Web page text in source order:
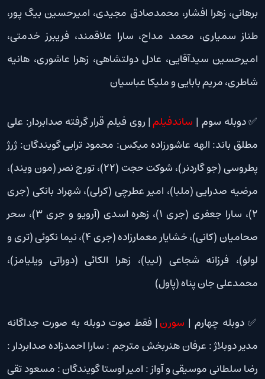
برهانی، زهرا افشار، محمدصادق مجیدی، امیرحسین بیگ پور،
طناز سمیاری، محمد مداح، سارا علاقمند، فریبرز خدمتی،
امیرحسین سیدآقایی، عادل دولتشاهی، زهرا عاشوری، هانیه
شاطری، مریم بابایی و ملیکا عباسیان
✅ دوبله سوم | ساندفیلم| روی فیلم قرار گرفته صدابردار: علی
مطلق باند: الهه عاشورزاده میکس: محمود ترابی گویندگان: ژرژ
پطروسی (جو گاردنر)، شوکت حجت (22)، تورج نصر (مون ویند)،
مرضیه صدرایی (ملبا)، امیر عطرچی (کرلی)، شهراد بانکی (جری
2)، سارا جعفری (جری 1)، زهره اسدی (آرویو و جری 3)، سحر
صحامیان (کانی)، خشایار معمارزاده (جری 4)، نیما نکوئی (تری و
لولو)، فرزانه شجاعی (لیبا)، زهرا الکائی (دوراتی ویلیامز)،
محمدعلی جان پناه (پاول)
✅ دوبله چهارم | سورن| فقط صوت دوبله به صورت جداگانه
مدیر دوبلاژ : عرفان هنربخش مترجم : سارا احمدزاده صدابردار :
رضا سلطانی موسیقی و آواز : امیر اوستا گویندگان : مسعود تقی